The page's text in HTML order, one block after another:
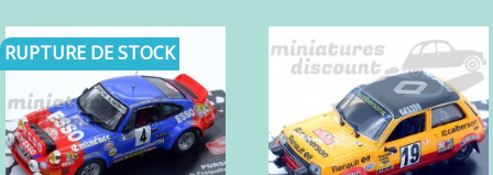
RUPTURE DE STOCK